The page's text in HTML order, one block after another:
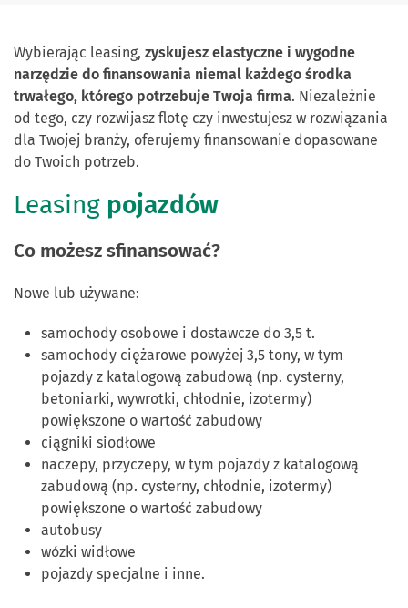
Wybierając leasing, zyskujesz elastyczne i wygodne
narzędzie do finansowania niemal każdego środka
trwałego, którego potrzebuje Twoja firma. Niezależnie
od tego, czy rozwijasz flotę czy inwestujesz w rozwiązania
dla Twojej branży, oferujemy finansowanie dopasowane
do Twoich potrzeb.
Leasing pojazdów
Co możesz sfinansować?
Nowe lub używane:
samochody osobowe i dostawcze do 3,5 t.
samochody ciężarowe powyżej 3,5 tony, w tym
pojazdy z katalogową zabudową (np. cysterny,
betoniarki, wywrotki, chłodnie, izotermy)
powiększone o wartość zabudowy
ciągniki siodłowe
naczepy, przyczepy, w tym pojazdy z katalogową
zabudową (np. cysterny, chłodnie, izotermy)
powiększone o wartość zabudowy
autobusy
wózki widłowe
pojazdy specjalne i inne.